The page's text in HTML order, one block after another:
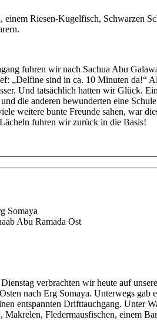
einem Riesen-Kugelfisch, Schwarzen
fuhren wir nach Sachua Abu
„Delfine sind in ca. 10 Minuten da!“
Und tatsächlich hatten wir Glück.
die anderen bewunderten eine
weitere bunte Freunde sahen, war
fuhren wir zurück in die Basis!
Somaya
Abu Ramada Ost
verbrachten wir heute auf
nach Erg Somaya. Unterwegs gab
entspannten Drifttauchgang. Unter
Makrelen, Fledermausfischen, einem